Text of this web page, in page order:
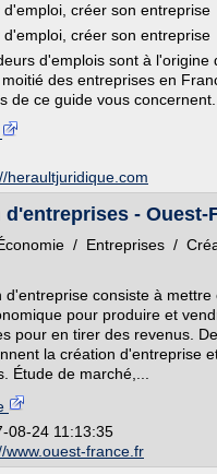
d'emploi, créer son entreprise
d'emploi, créer son entreprise
d'emplois sont à l'origine
des entreprises en
de ce guide vous concernent.
heraultjuridique.com
d'entreprises - Ouest-
/ Entreprises /
d'entreprise consiste à mettre
pour produire et
pour en tirer des revenus.
la création d'entreprise
Étude de marché,...
08-24 11:13:35
www.ouest-france.fr